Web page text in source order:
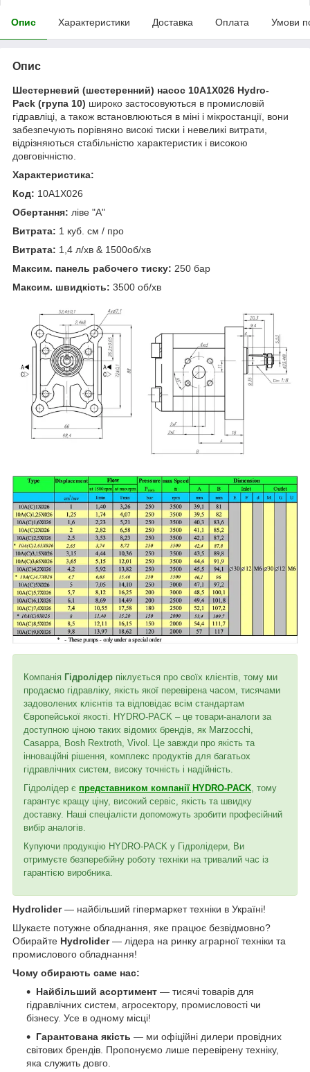
Опис Характеристики Доставка Оплата Умови
Опис
Шестерневий (шестеренний) насос 10A1X026 Hydro-
Pack (група 10) широко застосовуються в промисловій
гідравліці, а також встановлюються в міні і мікростанції, вони
забезпечують порівняно високі тиски і невеликі витрати,
відрізняються стабільністю характеристик і високою
довговічністю.
Характеристика:
Код: 10A1X026
Обертання: ліве "А"
Витрата: 1 куб. см / про
Витрата: 1,4 л/хв & 1500об/хв
Максим. панель рабочего тиску: 250 бар
Максим. швидкість: 3500 об/хв
Компанія Гідролідер піклується про своїх клієнтів, тому ми
продаємо гідравліку, якість якої перевірена часом, тисячами
задоволених клієнтів та відповідає всім стандартам
Європейської якості. HYDRO-PACK – це товари-аналоги за
доступною ціною таких відомих брендів, як Marzocchi,
Casappa, Bosh Rextroth, Vivol. Це завжди про якість та
інноваційні рішення, комплекс продуктів для багатьох
гідравлічних систем, високу точність і надійність.
Гідролідер є представником компанії HYDRO-PACK , тому
гарантує кращу ціну, високий сервіс, якість та швидку
доставку. Наші спеціалісти допоможуть зробити професійний
вибір аналогів.
Купуючи продукцію HYDRO-PACK у Гідролідери, Ви
отримуєте безперебійну роботу техніки на тривалий час із
гарантією виробника.
Hydrolider— найбільший гіпермаркет техніки в Україні!
Шукаєте потужне обладнання, яке працює безвідмовно?
Обирайте Hydrolider— лідера на ринку аграрної техніки та
промислового обладнання!
Чому обирають саме нас:
Найбільший асортимент — тисячі товарів для
гідравлічних систем, агросектору, промисловості чи
бізнесу. Усе в одному місці!
Гарантована якість — ми офіційні дилери провідних
світових брендів. Пропонуємо лише перевірену техніку,
яка служить довго.